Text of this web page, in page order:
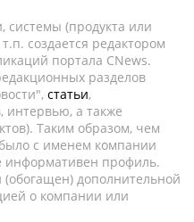
(продукта или
создается редактором
портала CNews.
разделов
статьи,
интервью, а также
Таким образом, чем
с именем компании
информативен профиль.
дополнительной
о компании или